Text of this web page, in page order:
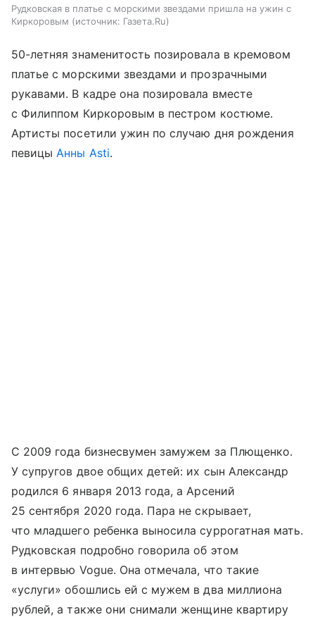
Рудковская в платье с морскими звездами пришла на ужин с
Киркоровым
источник: Газета.Ru
50-летняя знаменитость позировала в кремовом
платье с морскими звездами и прозрачными
рукавами. В кадре она позировала вместе
с Филиппом Киркоровым в пестром костюме.
Артисты посетили ужин по случаю дня рождения
певицыАнны Asti.
С 2009 года бизнесвумен замужем за Плющенко.
У супругов двое общих детей: их сын Александр
родился 6 января 2013 года, а Арсений
25 сентября 2020 года. Пара не скрывает,
что младшего ребенка выносила суррогатная мать.
Рудковская подробно говорила об этом
в интервью Vogue. Она отмечала, что такие
«услуги» обошлись ей с мужем в два миллиона
рублей, а также они снимали женщине квартиру